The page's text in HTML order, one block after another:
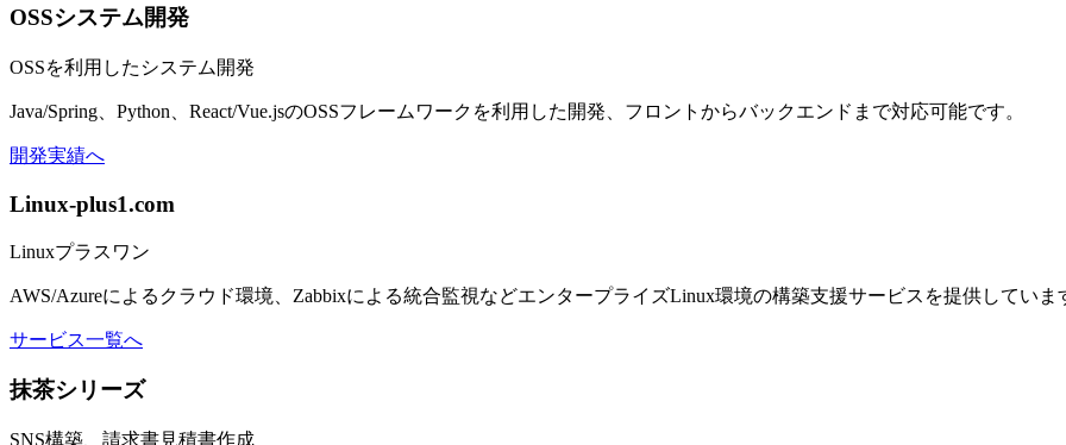
OSSシステム開発
OSSを利用したシステム開発
Java/Spring、Python、React/Vue.jsのOSSフレームワークを利用した開発、フロントからバックエンドまで対応可能です。
開発実績へ
Linux-plus1.com
Linuxプラスワン
AWS/Azureによるクラウド環境、Zabbixによる統合監視などエンタープライズLinux環境の構築支援サービスを提供していま
サービス一覧へ
抹茶シリーズ
SNS構築、請求書見積書作成